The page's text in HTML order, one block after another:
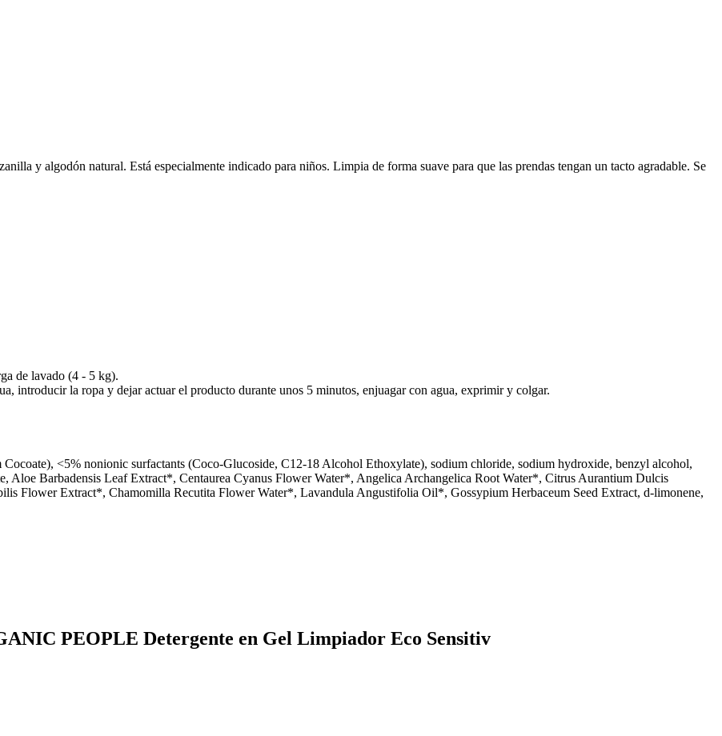
y algodón natural. Está especialmente indicado para niños. Limpia de forma suave para que las prendas tengan un tacto agradable. Se
de lavado (4 - 5 kg).
introducir la ropa y dejar actuar el producto durante unos 5 minutos, enjuagar con agua, exprimir y colgar.
<5% nonionic surfactants (Сoco-Glucoside, C12-18 Alcohol Ethoxylate), sodium chloride, sodium hydroxide, benzyl alcohol,
Aloe Barbadensis Leaf Extract*, Centaurea Cyanus Flower Water*, Angelica Archangelica Root Water*, Citrus Aurantium Dulcis
Flower Extract*, Chamomilla Recutita Flower Water*, Lavandula Angustifolia Oil*, Gossypium Herbaceum Seed Extract, d-limonene,
PEOPLE Detergente en Gel Limpiador Eco Sensitiv